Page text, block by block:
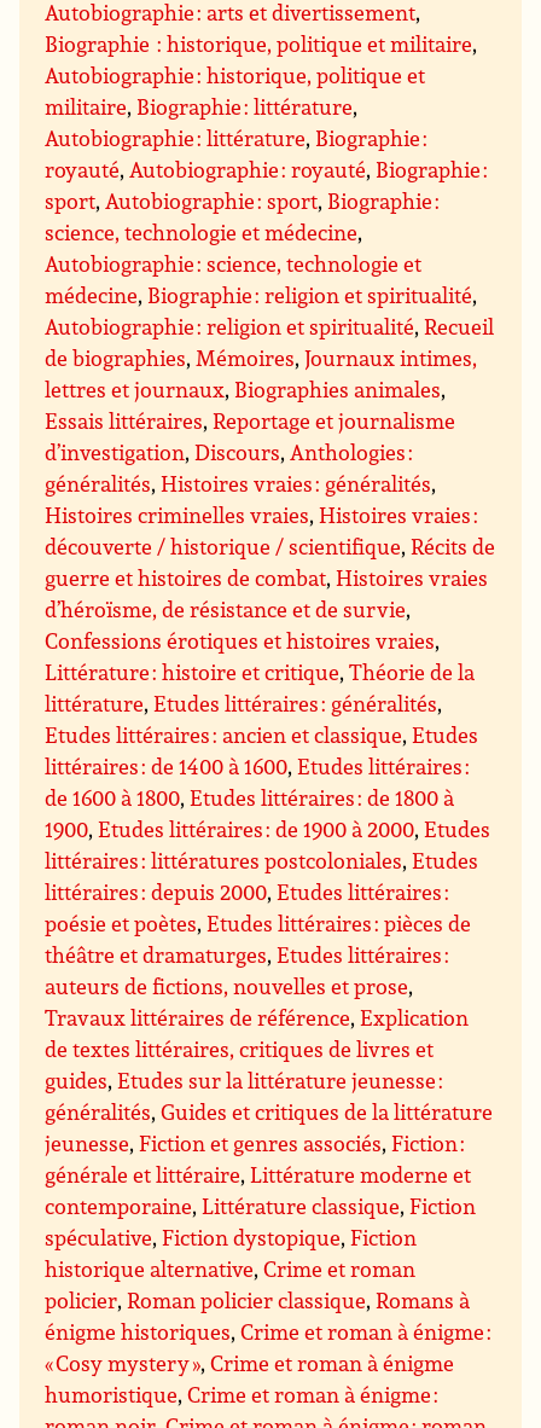
Autobiographie : arts et divertissement,
Biographie : historique, politique et militaire,
Autobiographie : historique, politique et
militaire, Biographie : littérature,
Autobiographie : littérature, Biographie :
royauté,Autobiographie : royauté, Biographie :
sport,Autobiographie : sport, Biographie :
science, technologie et médecine,
Autobiographie : science, technologie et
médecine, Biographie : religion et spiritualité,
Autobiographie : religion et spiritualité,Recueil
de biographies,Mémoires,Journaux intimes,
lettres et journaux, Biographies animales,
Essais littéraires,Reportage et journalisme
d’investigation,Discours,Anthologies :
généralités,Histoires vraies : généralités,
Histoires criminelles vraies,Histoires vraies :
découverte / historique / scientifique,Récits de
guerre et histoires de combat,Histoires vraies
d’héroïsme, de résistance et de survie,
Confessions érotiques et histoires vraies,
Littérature : histoire et critique,Théorie de la
littérature,Etudes littéraires : généralités,
Etudes littéraires : ancien et classique,Etudes
littéraires : de 1400 à 1600,Etudes littéraires :
de 1600 à 1800,Etudes littéraires : de 1800 à
1900,Etudes littéraires : de 1900 à 2000,Etudes
littéraires : littératures postcoloniales,Etudes
littéraires : depuis 2000,Etudes littéraires :
poésie et poètes,Etudes littéraires : pièces de
théâtre et dramaturges,Etudes littéraires :
auteurs de fictions, nouvelles et prose,
Travaux littéraires de référence,Explication
de textes littéraires, critiques de livres et
guides,Etudes sur la littérature jeunesse :
généralités,Guides et critiques de la littérature
jeunesse,Fiction et genres associés,Fiction :
générale et littéraire,Littérature moderne et
contemporaine,Littérature classique,Fiction
spéculative,Fiction dystopique,Fiction
historique alternative,Crime et roman
policier,Roman policier classique,Romans à
énigme historiques,Crime et roman à énigme :
« Cosy mystery »,Crime et roman à énigme
humoristique,Crime et roman à énigme :